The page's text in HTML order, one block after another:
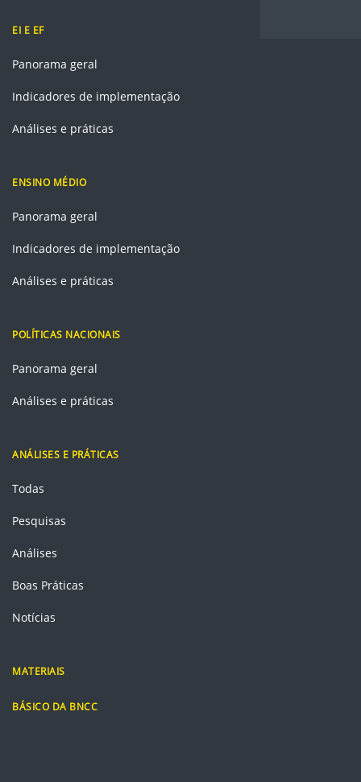
EI E EF
Panorama geral
Indicadores de implementação
Análises e práticas
ENSINO MÉDIO
Panorama geral
Indicadores de implementação
Análises e práticas
POLÍTICAS NACIONAIS
Panorama geral
Análises e práticas
ANÁLISES E PRÁTICAS
Todas
Pesquisas
Análises
Boas Práticas
Notícias
MATERIAIS
BÁSICO DA BNCC